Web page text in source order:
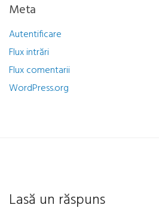
Meta
Autentificare
Flux intrări
Flux comentarii
WordPress.org
Lasă un răspuns